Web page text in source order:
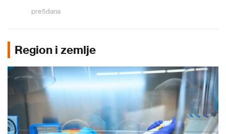
pre5dana
Region i zemlje